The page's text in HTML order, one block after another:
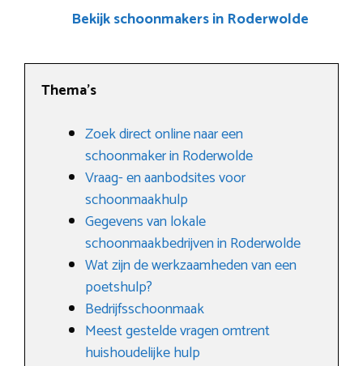
Bekijk schoonmakers in Roderwolde
Thema’s
Zoek direct online naar een
schoonmaker in Roderwolde
Vraag- en aanbodsites voor
schoonmaakhulp
Gegevens van lokale
schoonmaakbedrijven in Roderwolde
Wat zijn de werkzaamheden van een
poetshulp?
Bedrijfsschoonmaak
Meest gestelde vragen omtrent
huishoudelijke hulp